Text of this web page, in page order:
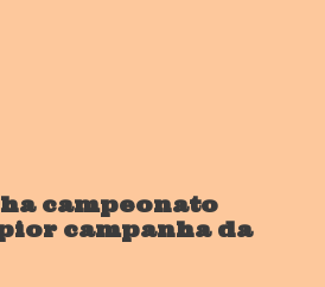
campeonato
campanha da